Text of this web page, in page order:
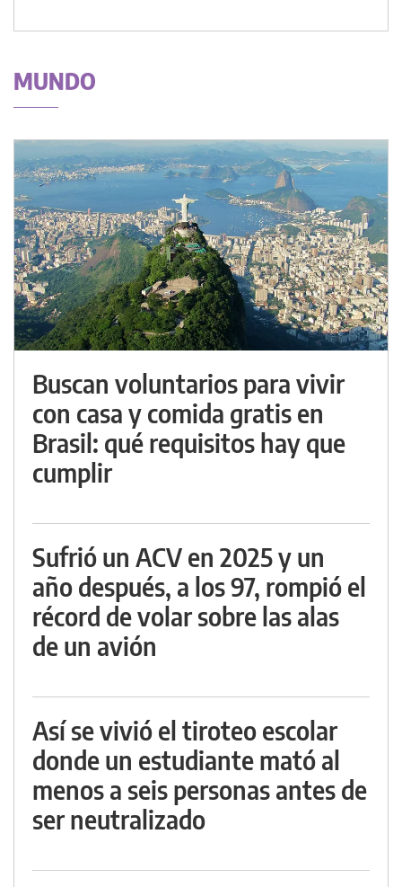
MUNDO
Buscan voluntarios para vivir
con casa y comida gratis en
Brasil: qué requisitos hay que
cumplir
Sufrió un ACV en 2025 y un
año después, a los 97, rompió el
récord de volar sobre las alas
de un avión
Así se vivió el tiroteo escolar
donde un estudiante mató al
menos a seis personas antes de
ser neutralizado